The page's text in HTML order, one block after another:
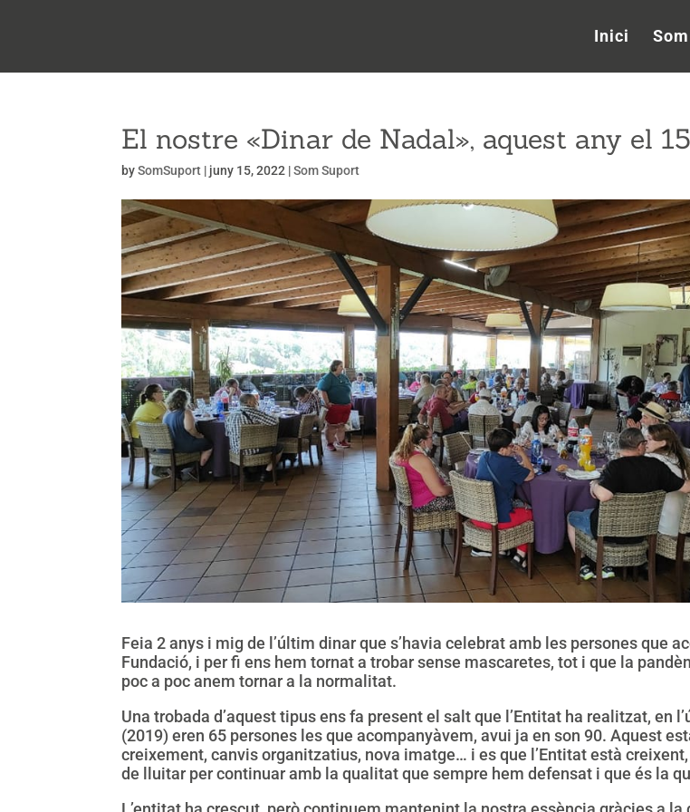
Inici
El nostre «Dinar de Nadal», aquest any el
bySomSuport | juny 15, 2022 |Som Suport
Feia 2 anys i mig de l’últim dinar que s’havia celebrat amb les persones que
Fundació, i per fi ens hem tornat a trobar sense mascaretes, tot i que la
poc a poc anem tornar a la normalitat.
Una trobada d’aquest tipus ens fa present el salt que l’Entitat ha realitzat, en
(2019) eren 65 persones les que acompanyàvem, avui ja en son 90. Aquest
creixement, canvis organitzatius, nova imatge… i es que l’Entitat està
de lluitar per continuar amb la qualitat que sempre hem defensat i que és la